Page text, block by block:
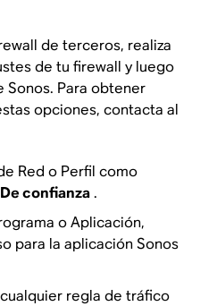
de terceros, realiza
de tu firewall y luego
Sonos. Para obtener
opciones, contacta al
Red o Perfil como
De confianza.
o Aplicación,
para la aplicación Sonos
regla de tráfico